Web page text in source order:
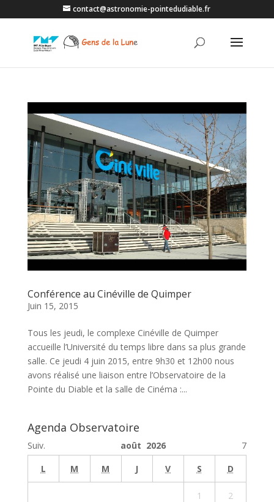
contact@astronomie-pointedudiable.fr
Conférence au Cinéville de Quimper
Juin 15, 2015
Tous les jeudi, le complexe Cinéville de Quimper
accueille l’Université du temps libre dans sa plus grande
salle. Ce jeudi 4 juin 2015, entre 9h30 et 12h00 nous
avons réalisé une liaison entre l’Observatoire de la
Pointe du Diable et la salle de Cinéma :...
Agenda Observatoire
Suiv. 7
août 2026
L
M M J V S D
1 2